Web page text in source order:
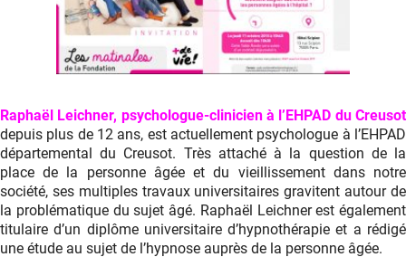
Raphaël Leichner, psychologue-clinicien à l’EHPAD du Creusot
depuis plus de 12 ans, est actuellement psychologue à l’EHPAD
départemental du Creusot. Très attaché à la question de la
place de la personne âgée et du vieillissement dans notre
société, ses multiples travaux universitaires gravitent autour de
la problématique du sujet âgé. Raphaël Leichner est également
titulaire d’un diplôme universitaire d’hypnothérapie et a rédigé
une étude au sujet de l’hypnose auprès de la personne âgée.